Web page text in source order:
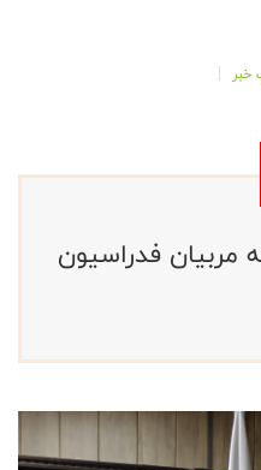
خبر
مربیان فدراسیون